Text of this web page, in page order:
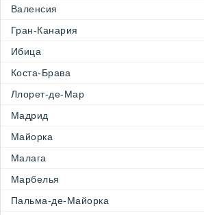
Валенсия
Гран-Канария
Ибица
Коста-Брава
Ллорет-де-Мар
Мадрид
Майорка
Малага
Марбелья
Пальма-де-Майорка